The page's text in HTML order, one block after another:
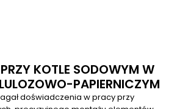
KOTLE SODOWYM W
PAPIERNICZYM
doświadczenia w pracy przy